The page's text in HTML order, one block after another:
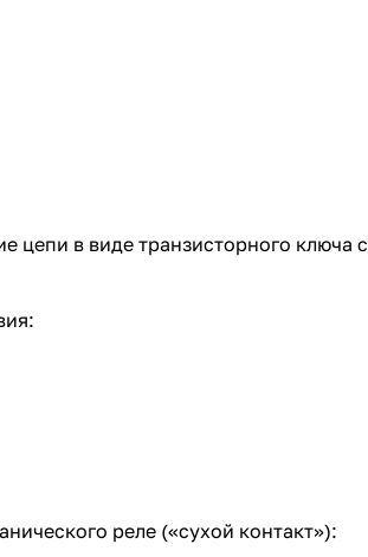
цепи в виде транзисторного ключа с
реле («сухой контакт»):